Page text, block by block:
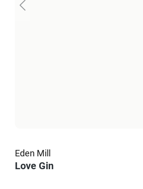
Eden Mill
Love Gin